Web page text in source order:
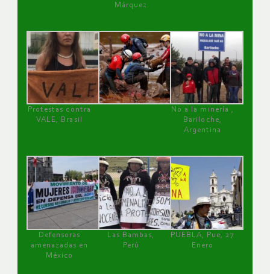
Márquez
Protestas contra
VALE, Brasil
No a la minería ,
Bariloche,
Argentina
Defensoras
amenazadas en
México
Las Bambas,
Perú
PUEBLA, Pue, 27
Enero